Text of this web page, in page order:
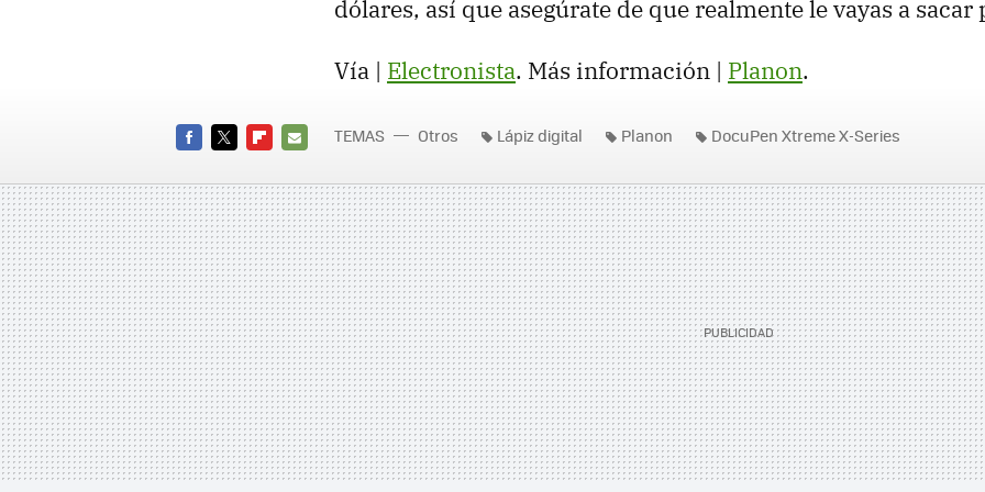
dólares, así que asegúrate de que realmente le vayas a sacar
Vía | Electronista. Más información | Planon.
MAIL
TEMAS Otros Lápiz digital Planon DocuPen Xtreme X-Series